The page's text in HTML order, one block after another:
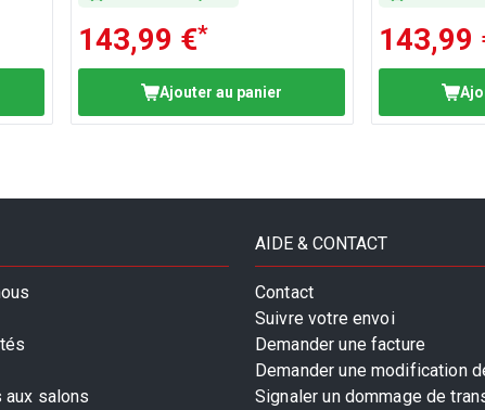
143,99 €*
Ajouter au panier
143,99
salons
AIDE & CONTACT
Contact
Suivre votre envoi
Demander une facture
Demander une modification
Signaler un dommage de